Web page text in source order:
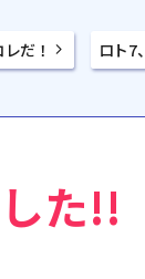
だ！ ロト7
た!!